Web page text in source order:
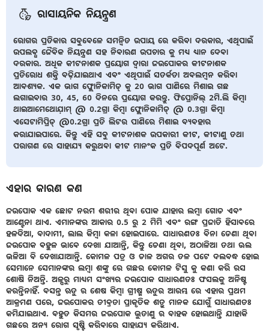
ରାସାୟନିକ ନିୟନ୍ତ୍ରଣ
ରୋଗର ପ୍ରତିକାର ସବୁବେଳେ ସମନ୍ବିତ ଉପାୟ ରେ କରିବା ଦରକାର, ଏଥିପାଇଁ
ଉପଲବ୍ଧ ଜୈବିକ ନିୟନ୍ତ୍ରଣ ସହ ନିବାରଣ ଉପଚାର କୁ ମଧ୍ୟ ଧ୍ୟାନ ଦେବା
ଦରକାର. ଅଧିକ କୀଟନାଶକ ପ୍ରୟୋଗ ଦ୍ୱାରା ଜଉପୋକର କୀଟନାଶକ
ପ୍ରତିରୋଧ ଶକ୍ତି ବଢ଼ିଯାଇଥାଏ ଏବଂ ଏଥିପାଇଁ ସତର୍କତା ଅବଲମ୍ବନ କରିବା
ଆବଶ୍ୟକ. ଏକ ଭାଗ ଫ୍ଲୋନିକାମିଡ୍ କୁ 20 ଭାଗ ପାଣିରେ ମିଶାଇ ଗଛ
ଲଗାଇବାର 30, 45, 60 ଦିନରେ ପ୍ରୟୋଗ କରନ୍ତୁ. ଫିପ୍ରୋନିଲ୍ 2ମି.ଲି କିମ୍ବା
ଥାଇଆମେଥୋଯ଼ାମ୍ @ 0.2ଗ୍ରା କିମ୍ବା ଫ୍ଲୋନିକାମିଡ୍ @ 0.3ଗ୍ରା କିମ୍ବା
ଏସେଟାମିପ୍ରିଡ୍ @0.2ଗ୍ରା ପ୍ରତି ଲିଟର ପାଣିରେ ମିଶାଇ ବ୍ୟବହାର
କରାଯାଇପାରେ. କିନ୍ତୁ ଏହି ସବୁ କୀଟନାଶକ ଉପକାରୀ କୀଟ, କୀଟାଣୁ ତଥା
ପରାଗଣ ରେ ସାହାଯ୍ୟ କରୁଥବା କୀଟ ମାନଂକ ପ୍ରତି ବିପଦପୂର୍ଣ ଅଟେ.
ଏହାର କାରଣ କଣ
ଜଉପୋକ ଏକ ଛୋଟ ନରମ ଶରୀର ଥିବା ପୋକ ଯାହାର ଲମ୍ବା ଗୋଡ ଏବଂ
ଆଣ୍ଟେନା ଥାଏ. ଏମାନଙ୍କର ଆକାର 0.5 ରୁ 2 ମିମି ଏବଂ ରଙ୍ଗ ପ୍ରଜାତି ହିସାବରେ
ହଳଦିଆ, ବାଦାମୀ, ଲାଲ କିମ୍ବା କଳା ହୋଇପାରେ. ସାଧାରଣତଃ ବିନା ଡେଣା ଥିବା
ଜଉପୋକ ବହୁଳ ଭାବେ ଦେଖା ଯାଆନ୍ତି, କିନ୍ତୁ ଡେଣା ଥିବା, ଅଠାଳିଆ ତଥା ଊଲ
ଭଳିଆ ବି ଦେଖାଯାଆନ୍ତି. କୋମଳ ପତ୍ର ଓ ଡାଳ ଅଗର ତଳ ପଟେ ଦଲବଦ୍ଧ ହୋଇ
ସେମାନେ ସେମାନଙ୍କର ଲମ୍ବା ଶଙ୍କୁ ରେ ଗଛର କୋମଳ ଟିସୁ କୁ କଣା କରି ରସ
ଶୋଷି ନିଅନ୍ତି. ଅଳ୍ପରୁ ମାଧ୍ୟମ ସଂଖ୍ୟର ଜଉପୋକ ସାଧାରଣତଃ ଫସଲକୁ ଅନିଷ୍ଟ
କରନ୍ତିନାହିଁ. ବସନ୍ତ ଋତୁ ର ଶେଷ କିମ୍ବା ଗ୍ରୀଷ୍ମ ଋତୁର ଆରମ୍ଭ ରେ ଏହାର ପ୍ରଥମ
ଆକ୍ରମଣ ପରେ, ଜଉପୋକର ତୀବ୍ରତା ପ୍ରାକୃତିକ ଶତ୍ରୁ ମାନକ ଯୋଗୁଁ ସାଧାରଣତଃ
କମିଯାଇଥାଏ. ବହୁତ କିସମର ଜଉପୋକ ଭୁତାଣୁ ର ବାହକ ହୋଇଥାନ୍ତି ଯାହାକି
ଗଛରେ ଅନ୍ୟ ରୋଗ ସୃଷ୍ଟି କରିବାରେ ସାହାଯ୍ୟ କରିଥାଏ.